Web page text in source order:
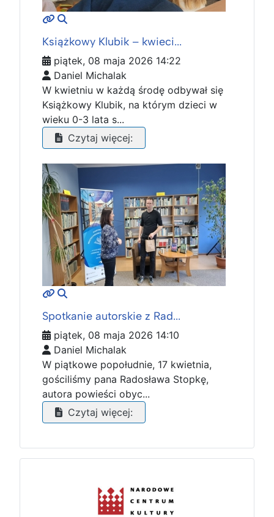
MOD_JTCS_VIEW_ARTICLE_LINK
Książkowy Klubik – kwieci...
piątek, 08 maja 2026 14:22
Daniel Michalak
W kwietniu w każdą środę odbywał się
Książkowy Klubik, na którym dzieci w
wieku 0-3 lata s...
Czytaj więcej:
MOD_JTCS_VIEW_ARTICLE_LINK
Spotkanie autorskie z Rad...
piątek, 08 maja 2026 14:10
Daniel Michalak
W piątkowe popołudnie, 17 kwietnia,
gościliśmy pana Radosława Stopkę,
autora powieści obyc...
Czytaj więcej: